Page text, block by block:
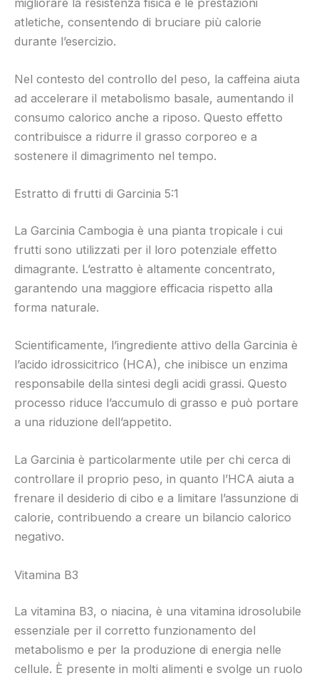
atletiche, consentendo di bruciare più calorie
durante l’esercizio.
Nel contesto del controllo del peso, la caffeina aiuta
ad accelerare il metabolismo basale, aumentando il
consumo calorico anche a riposo. Questo effetto
contribuisce a ridurre il grasso corporeo e a
sostenere il dimagrimento nel tempo.
Estratto di frutti di Garcinia 5:1
La Garcinia Cambogia è una pianta tropicale i cui
frutti sono utilizzati per il loro potenziale effetto
dimagrante. L’estratto è altamente concentrato,
garantendo una maggiore efficacia rispetto alla
forma naturale.
Scientificamente, l’ingrediente attivo della Garcinia è
l’acido idrossicitrico (HCA), che inibisce un enzima
responsabile della sintesi degli acidi grassi. Questo
processo riduce l’accumulo di grasso e può portare
a una riduzione dell’appetito.
La Garcinia è particolarmente utile per chi cerca di
controllare il proprio peso, in quanto l’HCA aiuta a
frenare il desiderio di cibo e a limitare l’assunzione di
calorie, contribuendo a creare un bilancio calorico
negativo.
Vitamina B3
La vitamina B3, o niacina, è una vitamina idrosolubile
essenziale per il corretto funzionamento del
metabolismo e per la produzione di energia nelle
cellule. È presente in molti alimenti e svolge un ruolo